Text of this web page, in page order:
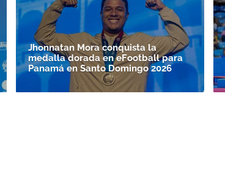
Jhonnatan Mora conquista la
medalla dorada en eFootball para
Panamá en Santo Doming­o 2026